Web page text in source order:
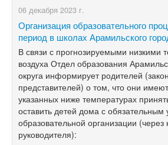
06 декабря 2023 г.
Организация образовательного
период в школах Арамильского
В связи с прогнозируемыми низкими
воздуха Отдел образования
округа информирует родителей
представителей) о том, что они
указанных ниже температурах
оставить детей дома с
образовательной организации (через
руководителя):